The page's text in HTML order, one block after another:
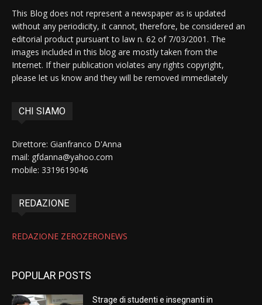
This Blog does not represent a newspaper as is updated
without any periodicity, it cannot, therefore, be considered an
editorial product pursuant to law n. 62 of 7/03/2001. The
images included in this blog are mostly taken from the
Internet. If their publication violates any rights copyright,
please let us know and they will be removed immediately
CHI SIAMO
Direttore: Gianfranco D'Anna
mail: gfdanna@yahoo.com
mobile: 3319619046
REDAZIONE
REDAZIONE ZEROZERONEWS
POPULAR POSTS
Strage di studenti e insegnanti in